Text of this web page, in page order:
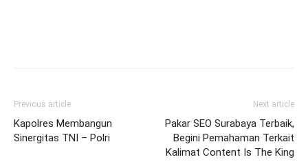
Previous article
Kapolres Membangun
Sinergitas TNI – Polri
Next article
Pakar SEO Surabaya Terbaik,
Begini Pemahaman Terkait
Kalimat Content Is The King